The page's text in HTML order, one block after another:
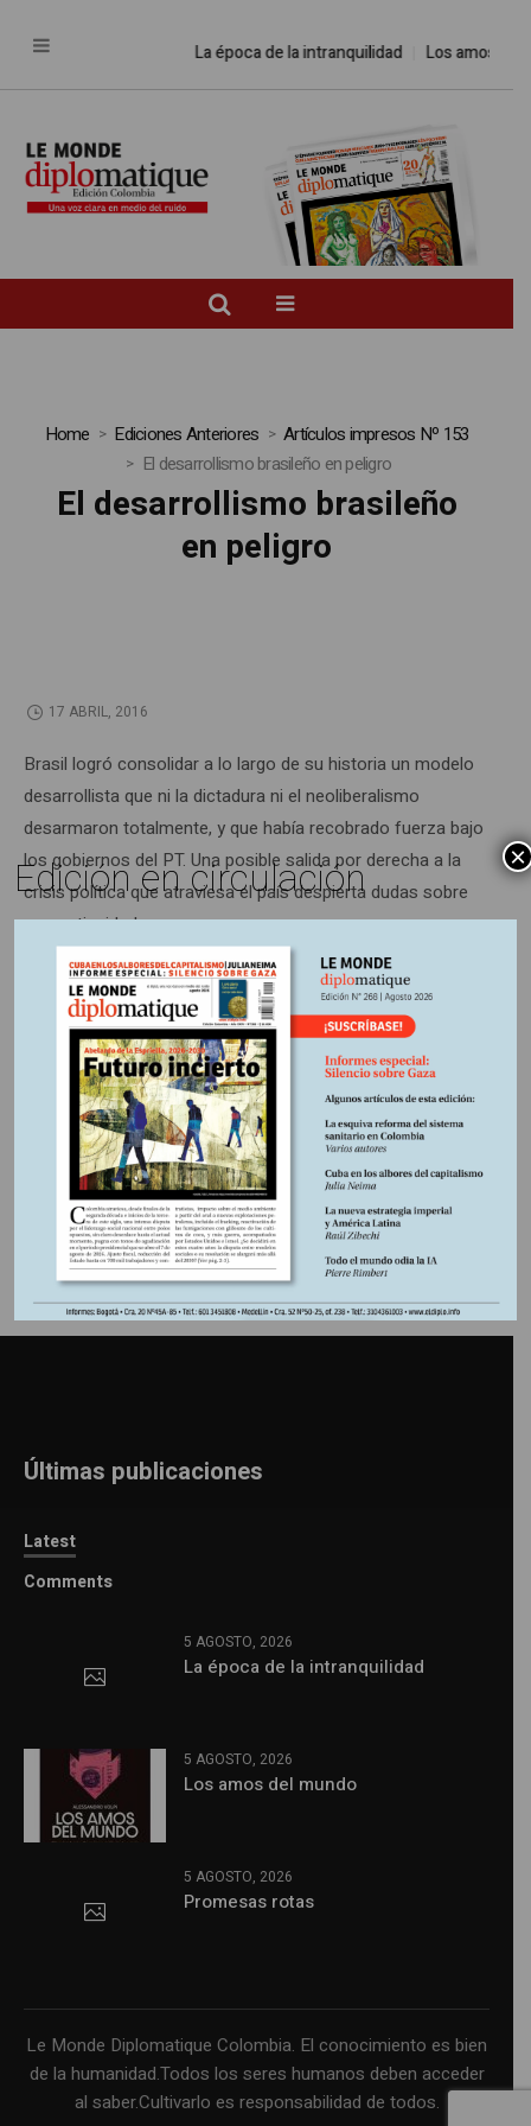
La época de la intranquilidad Los amos del
Home Ediciones Anteriores
Artículos impresos Nº 153
El desarrollismo brasileño en peligro
El desarrollismo brasileño
en peligro
17 ABRIL, 2016
Brasil logró consolidar a lo largo de su historia un modelo
desarrollista que ni la dictadura ni el neoliberalismo
desarmaron totalmente, y que había recobrado fuerza bajo
los gobiernos del PT. Una posible salida por derecha a la
crisis política que atraviesa el país despierta dudas sobre
su continuidad.
*Periodista.
Información adicional
Últimas publicaciones
Latest
Comments
5 AGOSTO, 2026
La época de la intranquilidad
5 AGOSTO, 2026
Los amos del mundo
5 AGOSTO, 2026
Promesas rotas
Le Monde Diplomatique Colombia. El conocimiento es bien
de la humanidad.Todos los seres humanos deben acceder
al saber.Cultivarlo es responsabilidad de todos.
Edición en circulación ×